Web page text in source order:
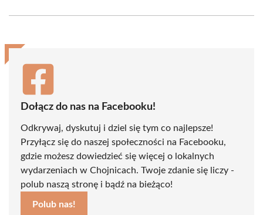
(Twitter)
Dołącz do nas na Facebooku!
Odkrywaj, dyskutuj i dziel się tym co najlepsze!
Przyłącz się do naszej społeczności na Facebooku,
gdzie możesz dowiedzieć się więcej o lokalnych
wydarzeniach w Chojnicach. Twoje zdanie się liczy -
polub naszą stronę i bądź na bieżąco!
Polub nas!